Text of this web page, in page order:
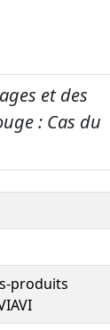
et des
: Cas du
produits